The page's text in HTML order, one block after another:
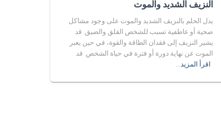
النزيف الشديد والموت
يدل الحلم بالنزيف الشديد والموت على وجود مشاكل
صحية أو عاطفية تسبب للشخص القلق والضيق. قد
يشير النزيف إلى فقدان الطاقة والقوة، في حين يعبر
الموت عن نهاية دورة أو فترة في حياة الشخص. قد
اقرأ المزيد…